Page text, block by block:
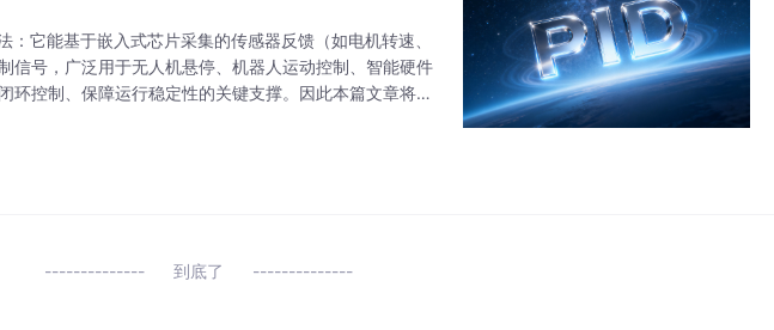
它能基于嵌入式芯片采集的传感器反馈（如电机转速、
信号，广泛用于无人机悬停、机器人运动控制、智能硬件
环控制、保障运行稳定性的关键支撑。因此本篇文章将记
到底了